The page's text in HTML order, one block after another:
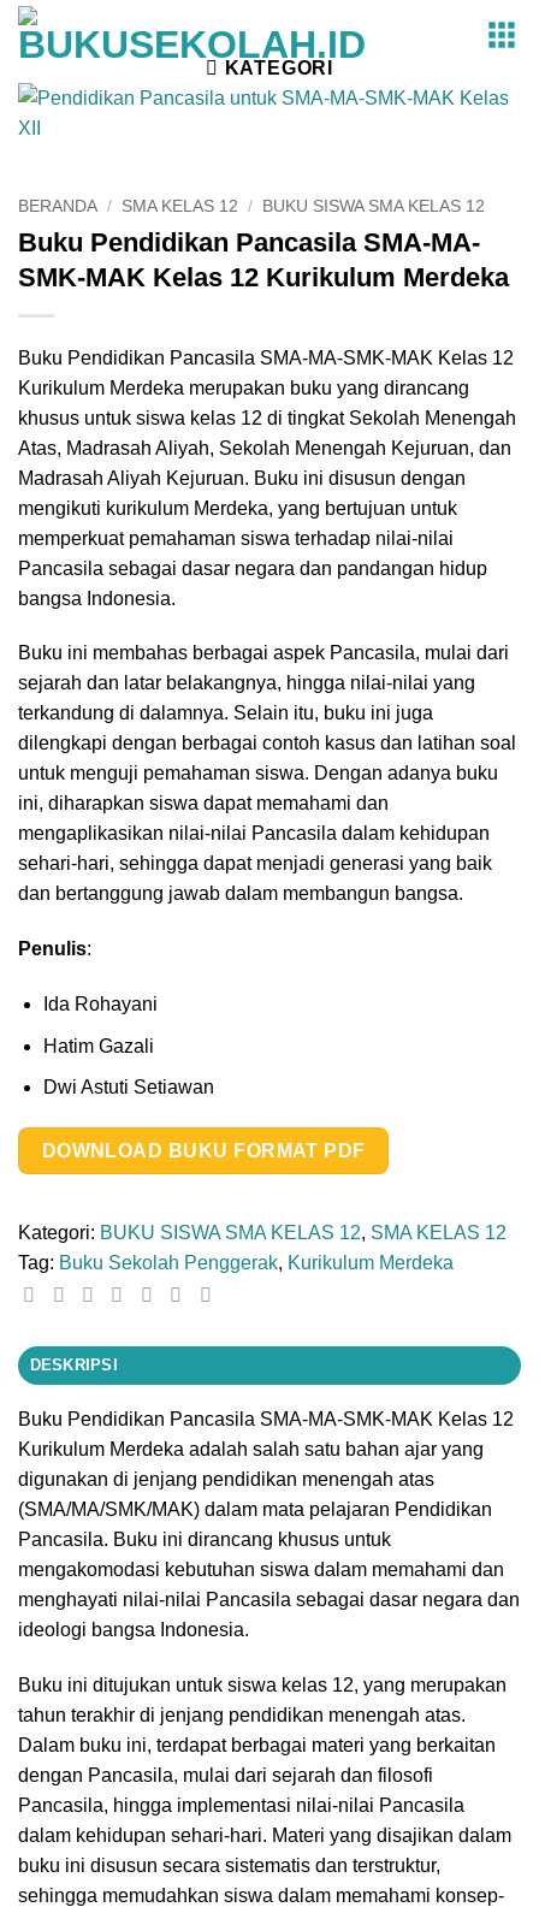
Skip
KATEGORI
BERANDA / SMA KELAS 12 / BUKU SISWA SMA KELAS 12
Buku Pendidikan Pancasila SMA-MA-
SMK-MAK Kelas 12 Kurikulum Merdeka
Buku Pendidikan Pancasila SMA-MA-SMK-MAK Kelas 12
Kurikulum Merdeka merupakan buku yang dirancang
khusus untuk siswa kelas 12 di tingkat Sekolah Menengah
Atas, Madrasah Aliyah, Sekolah Menengah Kejuruan, dan
Madrasah Aliyah Kejuruan. Buku ini disusun dengan
mengikuti kurikulum Merdeka, yang bertujuan untuk
memperkuat pemahaman siswa terhadap nilai-nilai
Pancasila sebagai dasar negara dan pandangan hidup
bangsa Indonesia.
Buku ini membahas berbagai aspek Pancasila, mulai dari
sejarah dan latar belakangnya, hingga nilai-nilai yang
terkandung di dalamnya. Selain itu, buku ini juga
dilengkapi dengan berbagai contoh kasus dan latihan soal
untuk menguji pemahaman siswa. Dengan adanya buku
ini, diharapkan siswa dapat memahami dan
mengaplikasikan nilai-nilai Pancasila dalam kehidupan
sehari-hari, sehingga dapat menjadi generasi yang baik
dan bertanggung jawab dalam membangun bangsa.
Penulis:
Ida Rohayani
Hatim Gazali
Dwi Astuti Setiawan
DOWNLOAD BUKU FORMAT PDF
Kategori: BUKU SISWA SMA KELAS 12, SMA KELAS 12
Tag: Buku Sekolah Penggerak, Kurikulum Merdeka
DESKRIPSI
Buku Pendidikan Pancasila SMA-MA-SMK-MAK Kelas 12
Kurikulum Merdeka adalah salah satu bahan ajar yang
digunakan di jenjang pendidikan menengah atas
(SMA/MA/SMK/MAK) dalam mata pelajaran Pendidikan
Pancasila. Buku ini dirancang khusus untuk
mengakomodasi kebutuhan siswa dalam memahami dan
menghayati nilai-nilai Pancasila sebagai dasar negara dan
ideologi bangsa Indonesia.
Buku ini ditujukan untuk siswa kelas 12, yang merupakan
tahun terakhir di jenjang pendidikan menengah atas.
Dalam buku ini, terdapat berbagai materi yang berkaitan
dengan Pancasila, mulai dari sejarah dan filosofi
Pancasila, hingga implementasi nilai-nilai Pancasila
dalam kehidupan sehari-hari. Materi yang disajikan dalam
buku ini disusun secara sistematis dan terstruktur,
sehingga memudahkan siswa dalam memahami konsep-